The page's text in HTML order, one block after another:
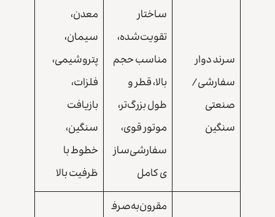
سرند دوار
سفارشی/
صنعتی
سنگین
ساختار
تقویت‌شده،
مناسب حجم
بالا، قطر و
طول بزرگ‌تر،
موتور قوی،
سفارشی‌ساز
ی کامل
معدن،
سیمان،
پتروشیمی،
فلزات،
بازیافت
سنگین،
خطوط با
ظرفیت بالا
مقرون‌به‌صرف